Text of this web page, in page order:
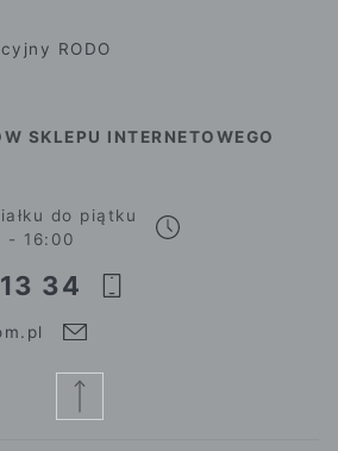
RODO
SKLEPU INTERNETOWEGO
do piątku
- 16:00
34